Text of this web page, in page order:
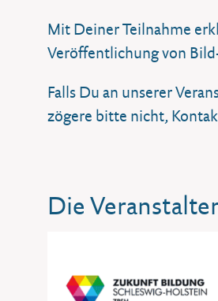
Mit Deiner Teilnahme
Veröffentlichung von
Falls Du an unserer
zögere bitte nicht,
Die